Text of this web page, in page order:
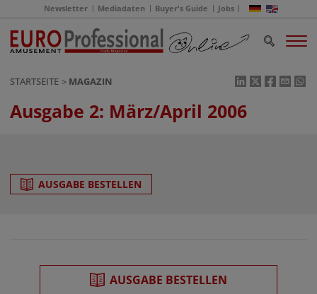
Newsletter Mediadaten Buyer's Guide Jobs
STARTSEITE MAGAZIN
Ausgabe 2: März/April 2006
AUSGABE BESTELLEN
AUSGABE BESTELLEN